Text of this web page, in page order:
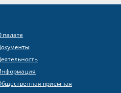
палате
приемная